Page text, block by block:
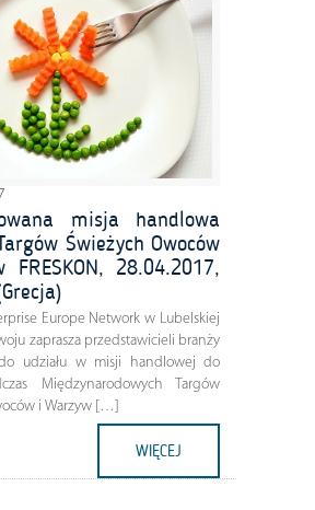
misja handlowa
Świeżych Owoców
FRESKON, 28.04.2017,
Europe Network w Lubelskiej
zaprasza przedstawicieli branży
udziału w misji handlowej do
Międzynarodowych Targów
i Warzyw […]
WIĘCEJ